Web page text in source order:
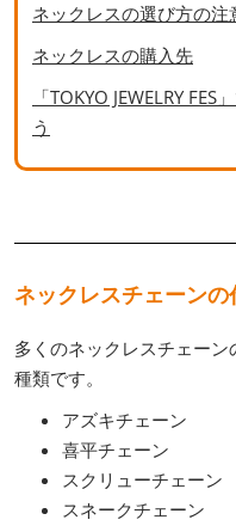
ネックレスの選び方の注
ネックレスの購入先
「TOKYO JEWELRY
う
ネックレスチェーン
多くのネックレスチェー
種類です。
アズキチェーン
喜平チェーン
スクリューチェーン
スネークチェーン